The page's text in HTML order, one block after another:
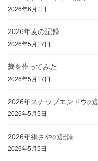
2026年6月1日
2026年麦の記録
2026年5月17日
麹を作ってみた
2026年5月17日
2026年スナップエンドウの
2026年5月5日
2026年絹さやの記録
2026年5月5日